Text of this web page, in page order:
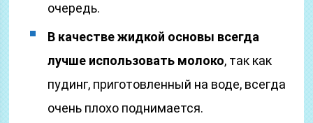
очередь.
В качестве жидкой основы всегда
лучше использовать молоко, так как
пудинг, приготовленный на воде, всегда
очень плохо поднимается.